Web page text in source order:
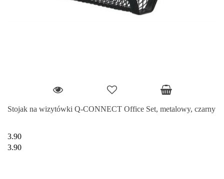
Stojak na wizytówki Q-CONNECT Office Set, metalowy, czarny
3.90
3.90